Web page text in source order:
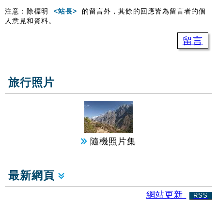
注意：除標明 <站長>
的留言外，其餘的回應皆為留言者的個
人意見和資料。
留言
旅行照片
隨機照片集
最新網頁
網站更新 RSS